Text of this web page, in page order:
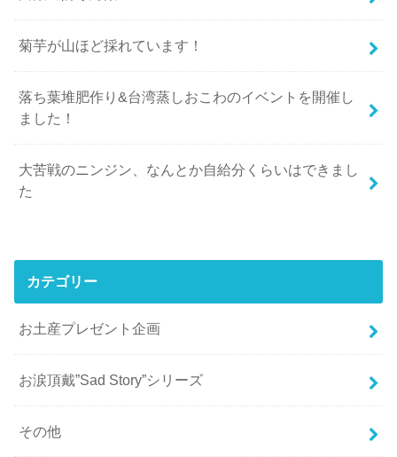
菊芋が山ほど採れています！
落ち葉堆肥作り&台湾蒸しおこわのイベントを開催し
ました！
大苦戦のニンジン、なんとか自給分くらいはできまし
た
カテゴリー
お土産プレゼント企画
お涙頂戴”Sad Story”シリーズ
その他